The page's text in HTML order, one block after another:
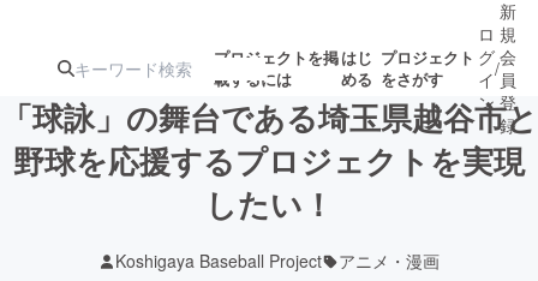
プロジェクトを掲
載するには
はじ
める
プロジェクト
をさがす
注目の新着プロ 募集終了が近いプ
ロ
グ
イ
ン
/
新
規
会
員
登
録
「球詠」の舞台である埼玉県越谷市と
野球を応援するプロジェクトを実現
したい！
Koshigaya Baseball Project アニメ・漫画